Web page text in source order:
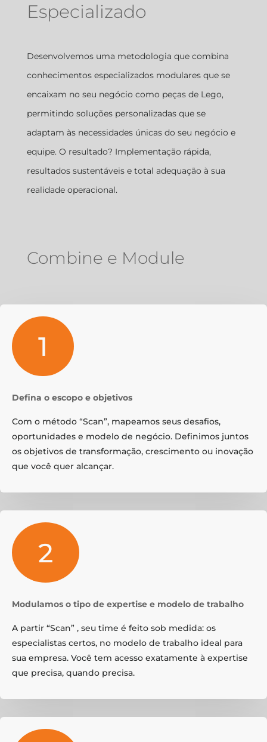
Especializado
Desenvolvemos uma metodologia que combina
conhecimentos especializados modulares que se
encaixam no seu negócio como peças de Lego,
permitindo soluções personalizadas que se
adaptam às necessidades únicas do seu negócio e
equipe. O resultado? Implementação rápida,
resultados sustentáveis e total adequação à sua
realidade operacional.
Combine e Module
1
Defina o escopo e objetivos
Com o método “Scan”, mapeamos seus desafios,
oportunidades e modelo de negócio. Definimos juntos
os objetivos de transformação, crescimento ou inovação
que você quer alcançar.
2
Modulamos o tipo de expertise e modelo de trabalho
A partir “Scan” , seu time é feito sob medida: os
especialistas certos, no modelo de trabalho ideal para
sua empresa. Você tem acesso exatamente à expertise
que precisa, quando precisa.